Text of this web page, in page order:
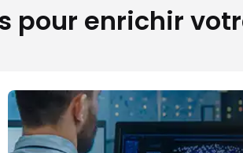
pour enrichir